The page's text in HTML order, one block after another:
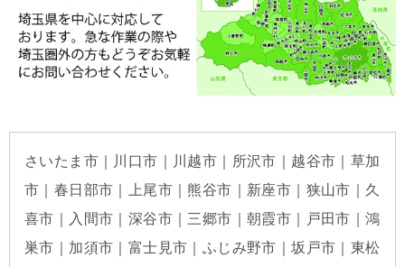
さいたま市｜川口市｜川越市｜所沢市｜越谷市｜草加
市｜春日部市｜上尾市｜熊谷市｜新座市｜狭山市｜久
喜市｜入間市｜深谷市｜三郷市｜朝霞市｜戸田市｜鴻
巣市｜加須市｜富士見市｜ふじみ野市｜坂戸市｜東松